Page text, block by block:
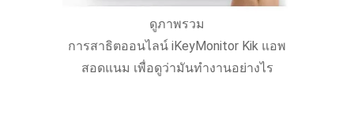
ดูภาพรวม
การสาธิตออนไลน์ iKeyMonitor Kik แอพ
สอดแนม เพื่อดูว่ามันทํางานอย่างไร